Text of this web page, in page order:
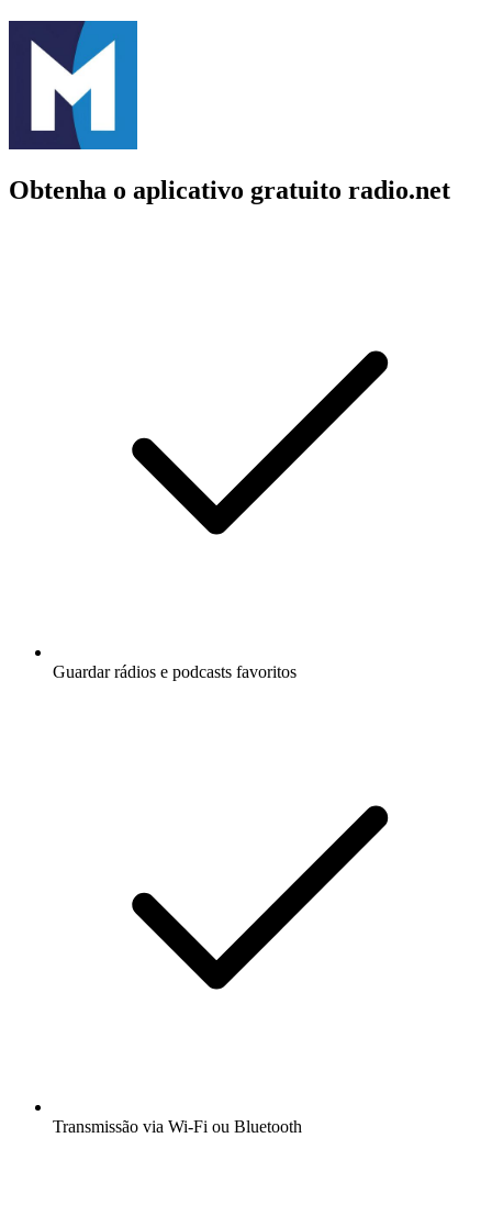
Obtenha o aplicativo gratuito radio.net
Guardar rádios e podcasts favoritos
Transmissão via Wi-Fi ou Bluetooth